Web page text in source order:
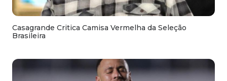
Casagrande Critica Camisa Vermelha da Seleção
Brasileira